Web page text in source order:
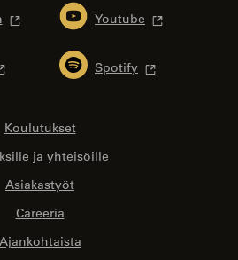
Youtube
Spotify
Koulutukset
ja yhteisöille
Asiakastyöt
Careeria
Ajankohtaista